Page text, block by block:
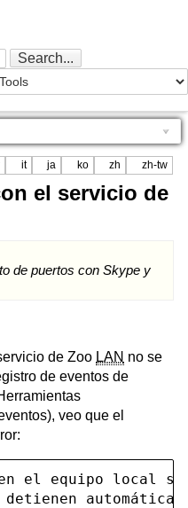
it ja ko zh zh-tw
el servicio de
de puertos con Skype y
de Zoo LAN no se
de eventos de
veo que el
el equipo local